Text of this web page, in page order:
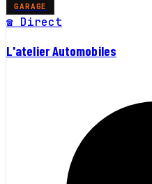
GARAGE
☎ Direct
L'atelier Automobiles